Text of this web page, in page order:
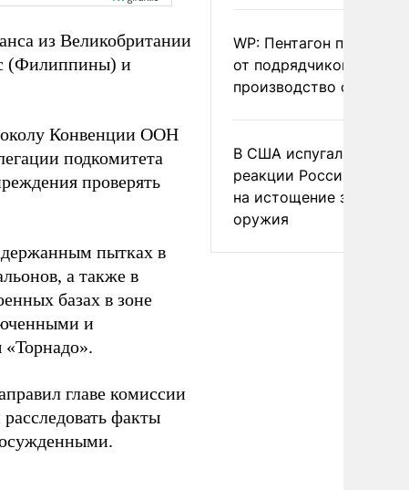
из Великобритании
(Филиппины) и
Конвенции ООН
подкомитета
проверять
пытках в
а также в
базах в зоне
и
главе комиссии
факты
WP: Пентагон
от подрядчиков
производство оружия
В США испугались
реакции России и
на истощение запасов
оружия